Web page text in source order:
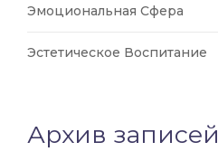
Эмоциональная Сфера
Эстетическое Воспитание
Архив записей